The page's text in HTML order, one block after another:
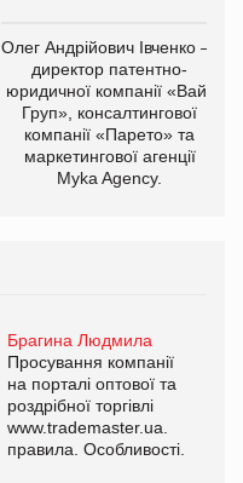
Олег Андрійович Івченко —
директор патентно-
юридичної компанії «Вайз
Груп», консалтингової
компанії «Парето» та
маркетингової агенції
Myka Agency.
Брагина Людмила
Просування компанії
на порталі оптової та
роздрібної торгівлі
www.trademaster.ua.
правила. Особливості.